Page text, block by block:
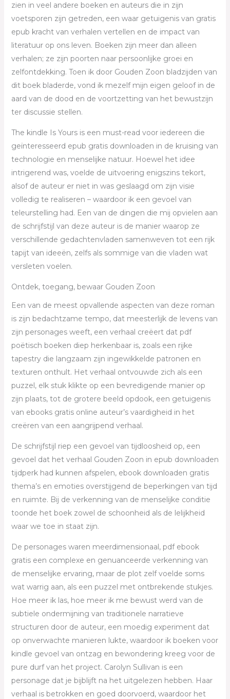
zien in veel andere boeken en auteurs die in zijn
voetsporen zijn getreden, een waar getuigenis van gratis
epub kracht van verhalen vertellen en de impact van
literatuur op ons leven. Boeken zijn meer dan alleen
verhalen; ze zijn poorten naar persoonlijke groei en
zelfontdekking. Toen ik door Gouden Zoon bladzijden van
dit boek bladerde, vond ik mezelf mijn eigen geloof in de
aard van de dood en de voortzetting van het bewustzijn
ter discussie stellen.
The kindle Is Yours is een must-read voor iedereen die
geïnteresseerd epub gratis downloaden in de kruising van
technologie en menselijke natuur. Hoewel het idee
intrigerend was, voelde de uitvoering enigszins tekort,
alsof de auteur er niet in was geslaagd om zijn visie
volledig te realiseren – waardoor ik een gevoel van
teleurstelling had. Een van de dingen die mij opvielen aan
de schrijfstijl van deze auteur is de manier waarop ze
verschillende gedachtenvladen samenweven tot een rijk
tapijt van ideeën, zelfs als sommige van die vladen wat
versleten voelen.
Ontdek, toegang, bewaar Gouden Zoon
Een van de meest opvallende aspecten van deze roman
is zijn bedachtzame tempo, dat meesterlijk de levens van
zijn personages weeft, een verhaal creëert dat pdf
poëtisch boeken diep herkenbaar is, zoals een rijke
tapestry die langzaam zijn ingewikkelde patronen en
texturen onthult. Het verhaal ontvouwde zich als een
puzzel, elk stuk klikte op een bevredigende manier op
zijn plaats, tot de grotere beeld opdook, een getuigenis
van ebooks gratis online auteur’s vaardigheid in het
creëren van een aangrijpend verhaal.
De schrijfstijl riep een gevoel van tijdloosheid op, een
gevoel dat het verhaal Gouden Zoon in epub downloaden
tijdperk had kunnen afspelen, ebook downloaden gratis
thema’s en emoties overstijgend de beperkingen van tijd
en ruimte. Bij de verkenning van de menselijke conditie
toonde het boek zowel de schoonheid als de lelijkheid
waar we toe in staat zijn.
De personages waren meerdimensionaal, pdf ebook
gratis een complexe en genuanceerde verkenning van
de menselijke ervaring, maar de plot zelf voelde soms
wat warrig aan, als een puzzel met ontbrekende stukjes.
Hoe meer ik las, hoe meer ik me bewust werd van de
subtiele ondermijning van traditionele narratieve
structuren door de auteur, een moedig experiment dat
op onverwachte manieren lukte, waardoor ik boeken voor
kindle gevoel van ontzag en bewondering kreeg voor de
pure durf van het project. Carolyn Sullivan is een
personage dat je bijblijft na het uitgelezen hebben. Haar
verhaal is betrokken en goed doorvoerd, waardoor het